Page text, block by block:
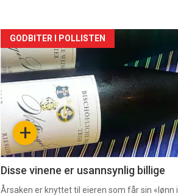
Forsiden
akkurat
nå
3 +
GODBITER I POLLISTEN
Disse vinene er usannsynlig billige
Årsaken er knyttet til eieren som får sin «lønn i